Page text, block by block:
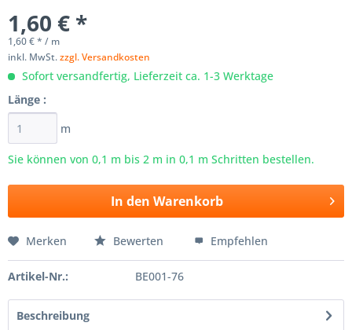
1,60 € *
1,60 € * / m
inkl. MwSt.zzgl. Versandkosten
Sofort versandfertig, Lieferzeit ca. 1-3 Werktage
Länge :
m
Sie können von 0,1 m bis 2 m in 0,1 m Schritten bestellen.
In den Warenkorb
Merken Bewerten Empfehlen
Artikel-Nr.: BE001-76
Beschreibung